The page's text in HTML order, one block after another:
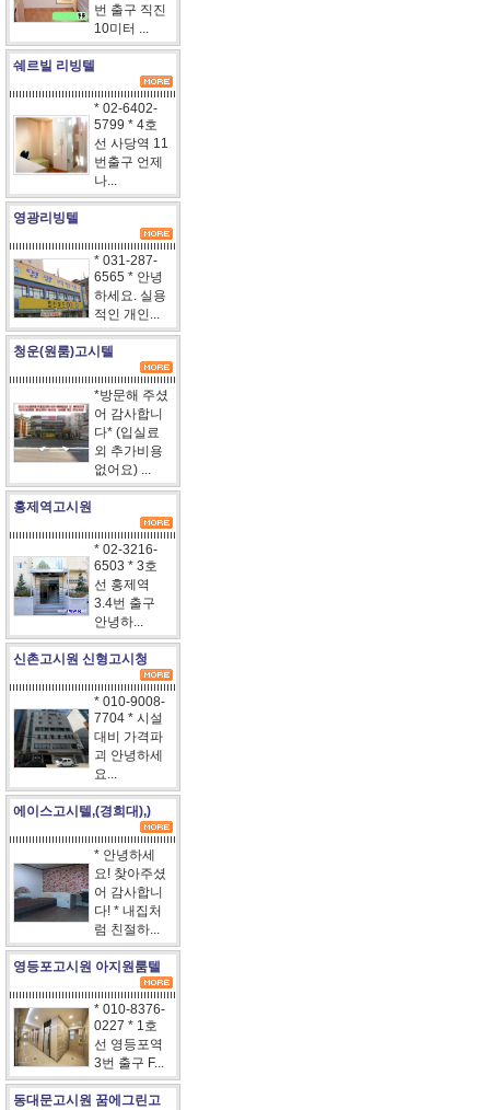
번 출구 직진
10미터 ...
쉐르빌 리빙텔
* 02-6402-
5799 * 4호
선 사당역 11
번출구 언제
나...
영광리빙텔
* 031-287-
6565 * 안녕
하세요. 실용
적인 개인...
청운(원룸)고시텔
*방문해 주셨
어 감사합니
다* (입실료
외 추가비용
없어요) ...
홍제역고시원
* 02-3216-
6503 * 3호
선 홍제역
3.4번 출구
안녕하...
신촌고시원 신형고시청
* 010-9008-
7704 * 시설
대비 가격파
괴 안녕하세
요...
에이스고시텔,(경희대),)
* 안녕하세
요! 찾아주셨
어 감사합니
다! * 내집처
럼 친절하...
영등포고시원 아지원룸텔
* 010-8376-
0227 * 1호
선 영등포역
3번 출구 F...
동대문고시원 꿈에그린고